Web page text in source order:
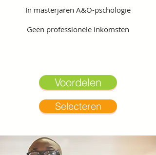
In masterjaren A&O-pschologie
Geen professionele inkomsten
Voordelen
Selecteren